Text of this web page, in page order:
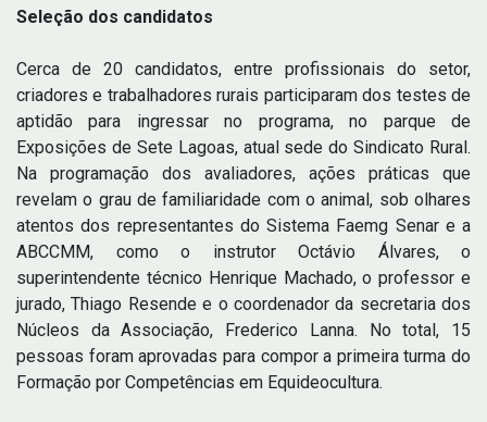
Seleção dos candidatos
Cerca de 20 candidatos, entre profissionais do setor,
criadores e trabalhadores rurais participaram dos testes de
aptidão para ingressar no programa, no parque de
Exposições de Sete Lagoas, atual sede do Sindicato Rural.
Na programação dos avaliadores, ações práticas que
revelam o grau de familiaridade com o animal, sob olhares
atentos dos representantes do Sistema Faemg Senar e a
ABCCMM, como o instrutor Octávio Álvares, o
superintendente técnico Henrique Machado, o professor e
jurado, Thiago Resende e o coordenador da secretaria dos
Núcleos da Associação, Frederico Lanna. No total, 15
pessoas foram aprovadas para compor a primeira turma do
Formação por Competências em Equideocultura.